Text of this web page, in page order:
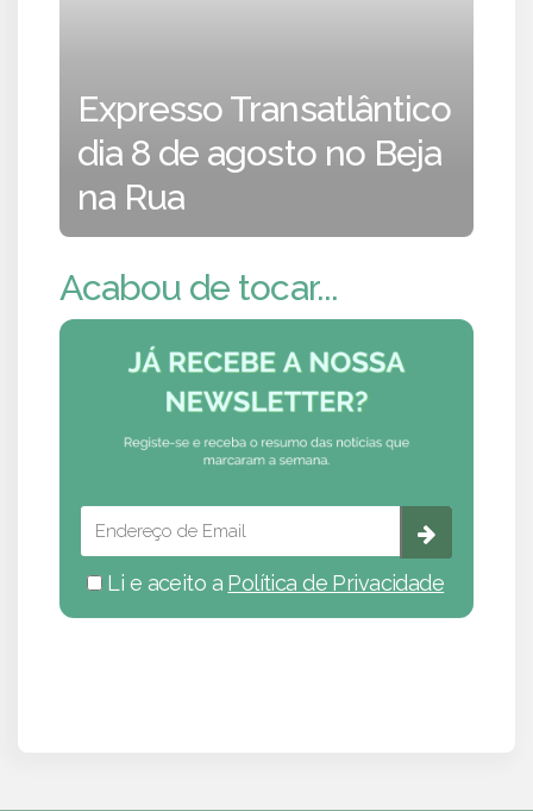
Expresso Transatlântico
dia 8 de agosto no Beja
na Rua
Acabou de tocar...
Li e aceito a Política de Privacidade